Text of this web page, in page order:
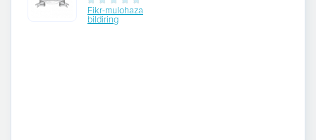
Fikr-mulohaza
bildiring